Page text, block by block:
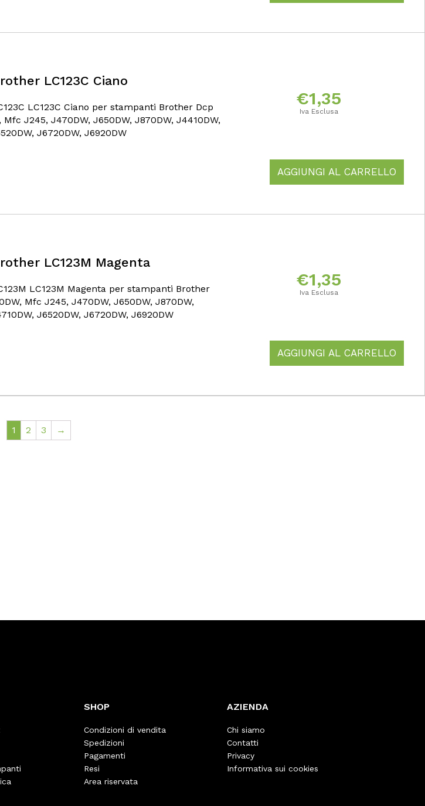
LC123C Ciano
LC123C Ciano per stampanti Brother Dcp
Mfc J245, J470DW, J650DW, J870DW, J4410DW,
J6720DW, J6920DW
€1,35
Iva Esclusa
AGGIUNGI AL CARRELLO
LC123M Magenta
LC123M Magenta per stampanti Brother
Mfc J245, J470DW, J650DW, J870DW,
J6520DW, J6720DW, J6920DW
€1,35
Iva Esclusa
AGGIUNGI AL CARRELLO
1 2 3 →
SHOP
Condizioni di vendita
Spedizioni
Pagamenti
Resi
Area riservata
AZIENDA
Chi siamo
Contatti
Privacy
Informativa sui cookies